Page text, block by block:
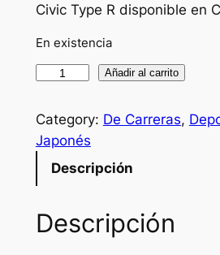
Civic Type R disponible en
En existencia
1
8
Añadir al carrito
Category: De Carreras,
Japonés
Descripción
Descripción